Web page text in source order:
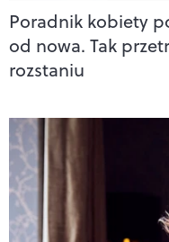
Poradnik kobiety
od nowa. Tak
rozstaniu